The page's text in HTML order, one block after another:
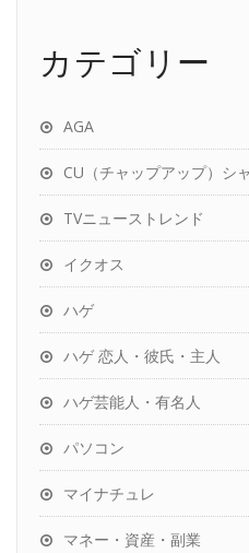
カテゴリー
AGA
CU（チャップアップ）シ
TVニューストレンド
イクオス
ハゲ
ハゲ 恋人・彼氏・主人
ハゲ芸能人・有名人
パソコン
マイナチュレ
マネー・資産・副業